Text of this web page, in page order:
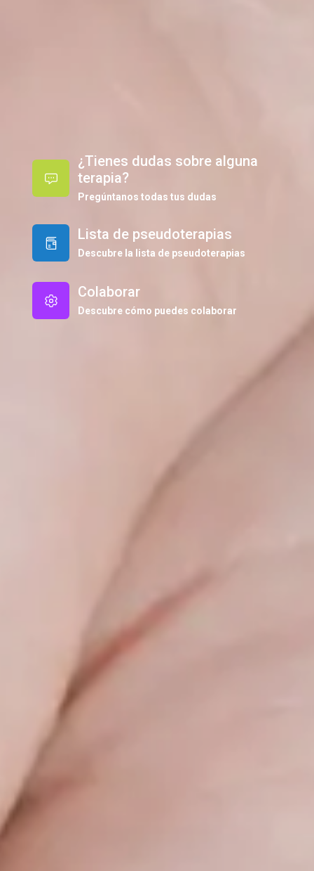
¿Tienes dudas sobre alguna
terapia?
Pregúntanos todas tus dudas
Lista de pseudoterapias
Descubre la lista de pseudoterapias
Colaborar
Descubre cómo puedes colaborar